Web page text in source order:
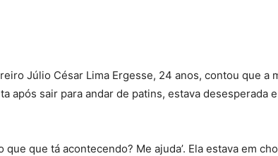
Júlio César Lima Ergesse, 24 anos, contou que a
após sair para andar de patins, estava desesperada
que que tá acontecendo? Me ajuda’. Ela estava em